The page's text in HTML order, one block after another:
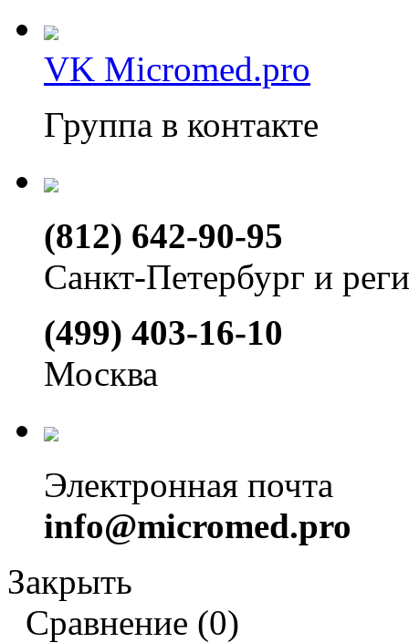
VK Micromed.pro
Группа в контакте
(812) 642-90-95
Санкт-Петербург и
(499) 403-16-10
Москва
Электронная почта
info@micromed.pro
Закрыть
Сравнение (0)